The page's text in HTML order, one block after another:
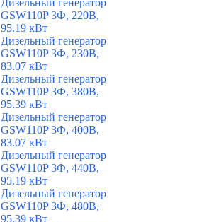
Дизельный генератор
GSW110P 3Ф, 220В,
95.19 кВт
Дизельный генератор
GSW110P 3Ф, 230В,
83.07 кВт
Дизельный генератор
GSW110P 3Ф, 380В,
95.39 кВт
Дизельный генератор
GSW110P 3Ф, 400В,
83.07 кВт
Дизельный генератор
GSW110P 3Ф, 440В,
95.19 кВт
Дизельный генератор
GSW110P 3Ф, 480В,
95.39 кВт